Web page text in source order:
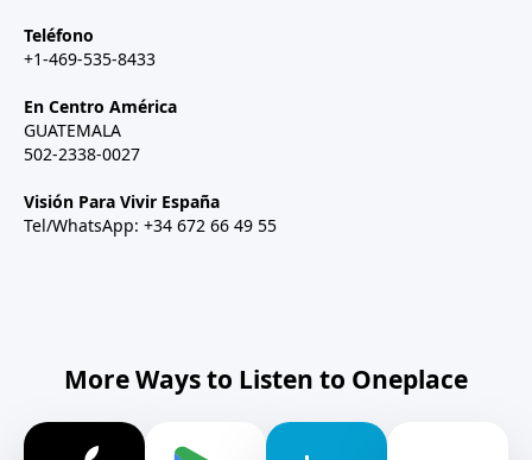
Teléfono
+1-469-535-8433
En Centro América
GUATEMALA
502-2338-0027
Visión Para Vivir España
Tel/WhatsApp: +34 672 66 49 55
More Ways to Listen to Oneplace